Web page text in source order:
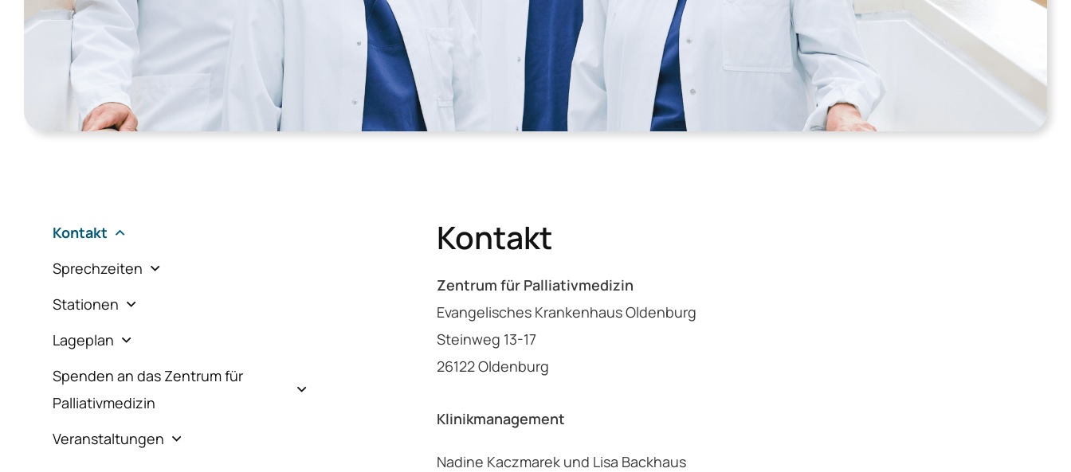
Kontakt
Sprechzeiten
Stationen
Lageplan
Spenden an das Zentrum für
Palliativmedizin
Veranstaltungen
Kontakt
Zentrum für Palliativmedizin
Evangelisches Krankenhaus Oldenburg
Steinweg 13-17
26122 Oldenburg
Klinikmanagement
Nadine Kaczmarek und Lisa Backhaus